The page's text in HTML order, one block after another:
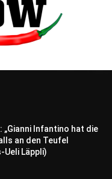
„Gianni Infantino hat die
an den Teufel
Ueli Läppli)